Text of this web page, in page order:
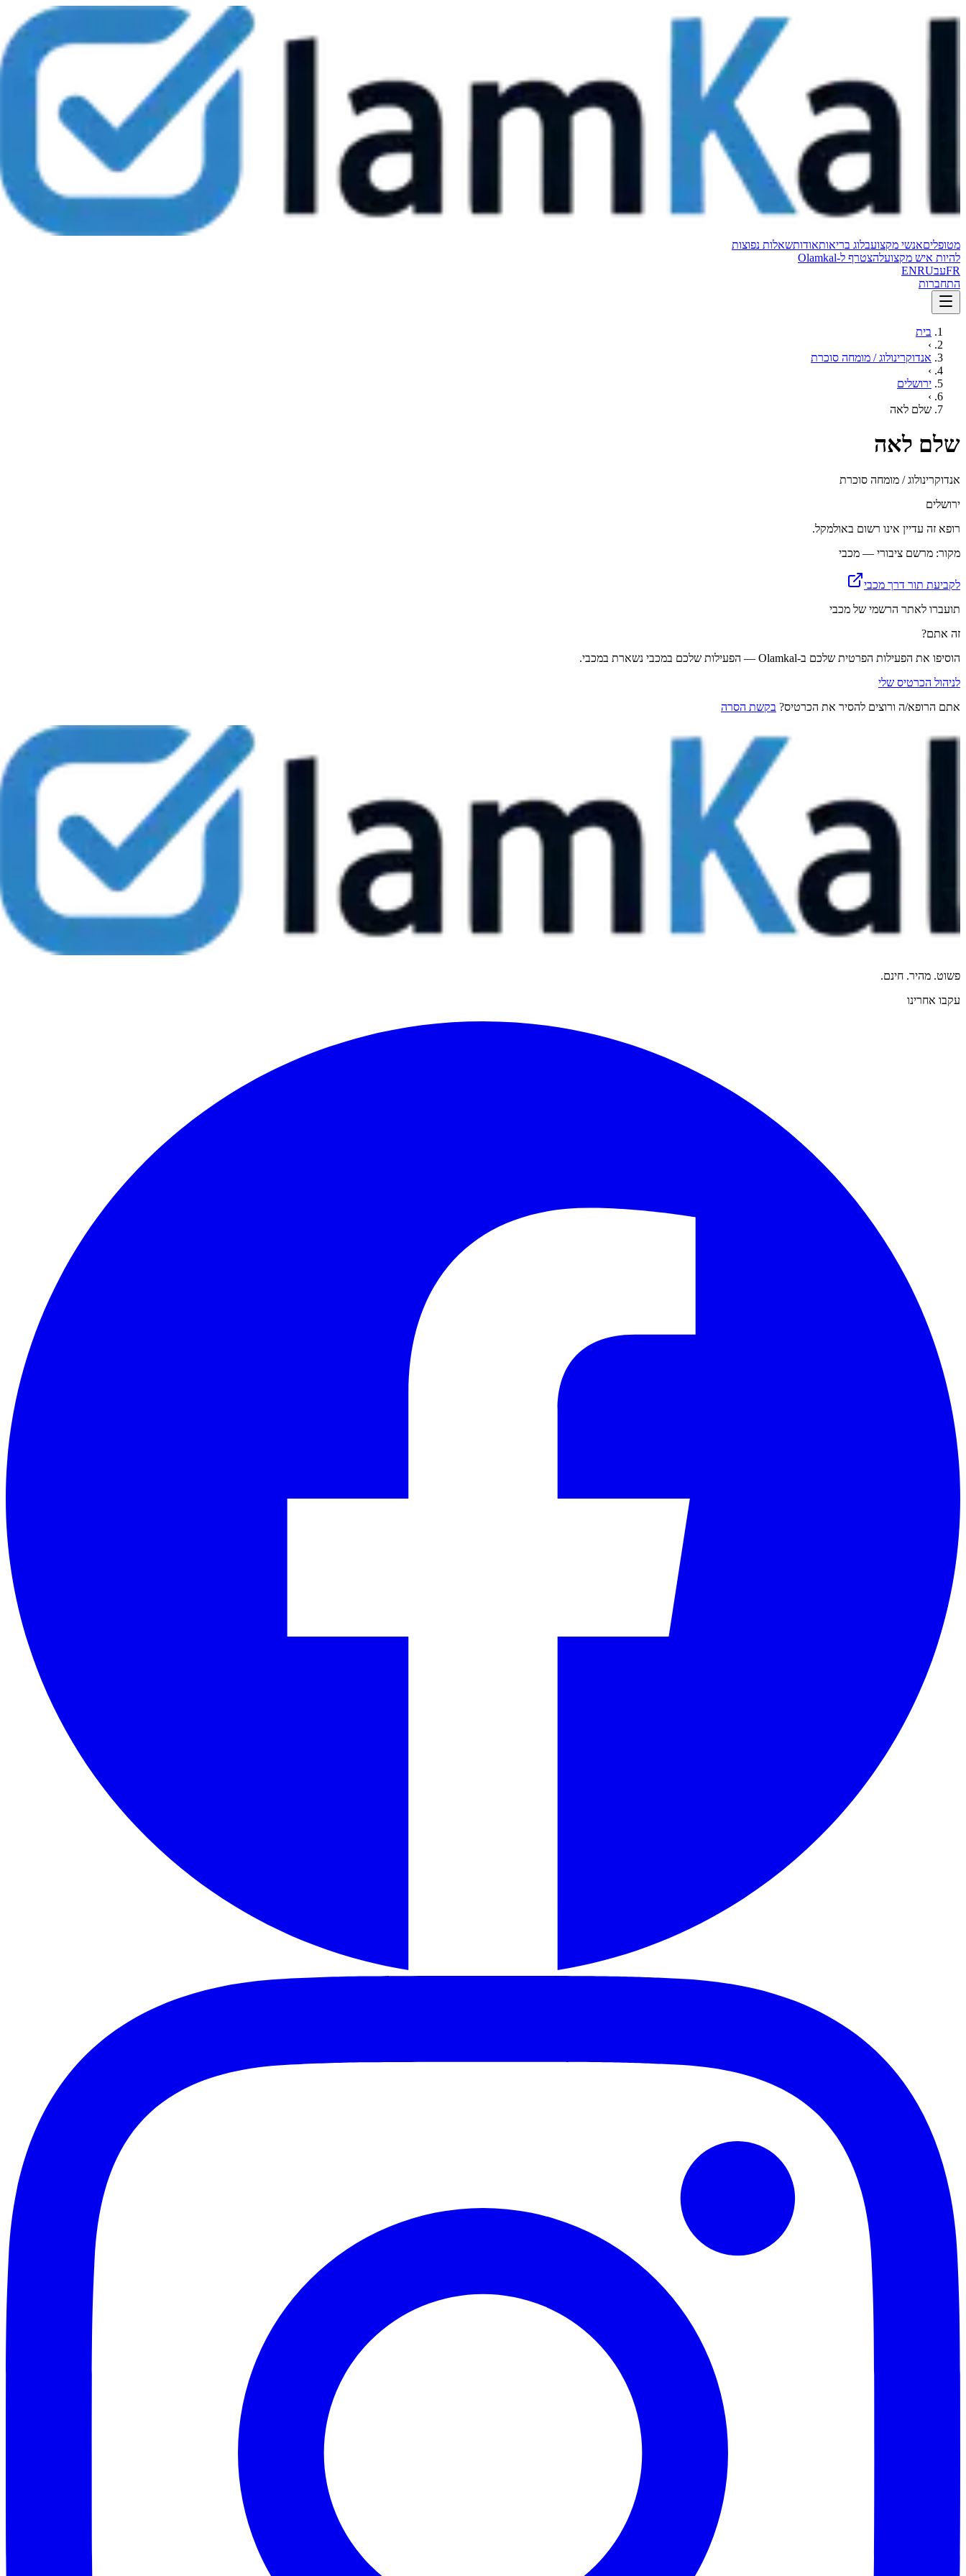
מטופליםאנשי מקצועבלוג בריאותאודותשאלות נפוצות
להיות איש מקצועלהצטרף ל-Olamkal
FRעב ENRU
התחברות
בית
›
אנדוקרינולוג / מומחה סוכרת
›
ירושלים
›
שלם לאה
שלם לאה
אנדוקרינולוג / מומחה סוכרת
ירושלים
רופא זה עדיין אינו רשום באולמקל.
מקור: מרשם ציבורי — מכבי
לקביעת תור דרך מכבי
תועברו לאתר הרשמי של מכבי
זה אתם?
הוסיפו את הפעילות הפרטית שלכם ב-Olamkal — הפעילות שלכם במכבי נשארת במכבי.
לניהול הכרטיס שלי
אתם הרופא/ה ורוצים להסיר את הכרטיס? בקשת הסרה
פשוט. מהיר. חינם.
עקבו אחרינו